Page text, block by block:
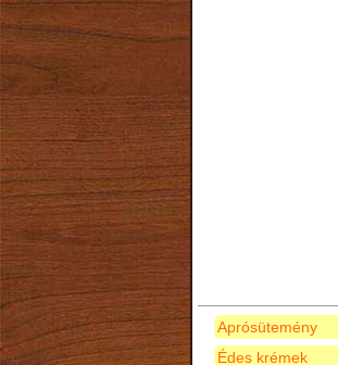
Aprósütemény
Édes krémek